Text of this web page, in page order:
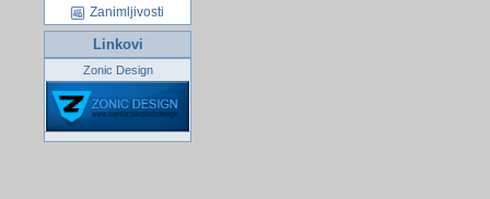
Zanimljivosti
Linkovi
Zonic Design